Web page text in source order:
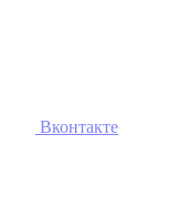
Вконтакте